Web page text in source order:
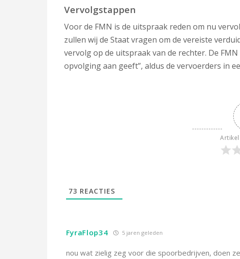
Vervolgstappen
Voor de FMN is de uitspraak reden om nu
zullen wij de Staat vragen om de vereiste
vervolg op de uitspraak van de rechter. De
opvolging aan geeft”, aldus de vervoerders in
73 REACTIES
FyraFlop34 5 jaren geleden
nou wat zielig zeg voor die spoorbedrijven, doen